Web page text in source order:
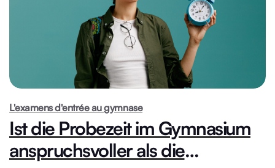
L'examens d'entrée au gymnase
Ist die Probezeit im Gymnasium
anspruchsvoller als die